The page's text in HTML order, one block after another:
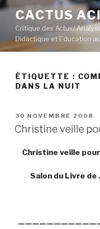
Aller
contenu
principal
CACTUS
Critique des Actus/
Didactique et Education
ÉTIQUETTE :
DANS LA NUIT
PUBLIÉ
LE
30 NOVEMBRE 2008
Christine veille
Christine veille
Salon du Livre